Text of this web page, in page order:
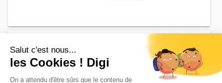
Faculté d'arts, lettres et langues
Master pro Arts, lettres, langues
mention lettres, langues et cultures
spécialité ingénierie d...